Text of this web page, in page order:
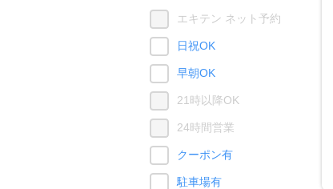
エキテン ネット予約
日祝OK
早朝OK
21時以降OK
24時間営業
クーポン有
駐車場有